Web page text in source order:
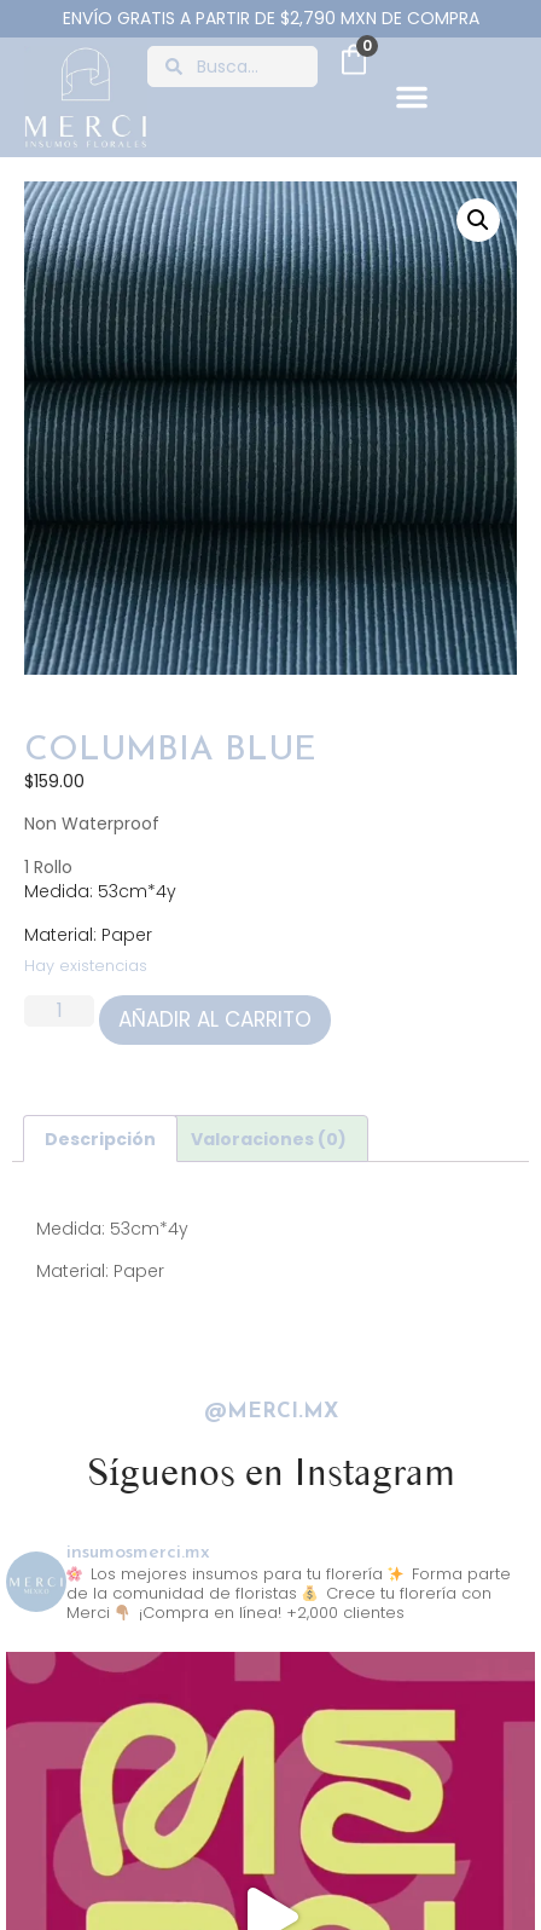
ENVÍO GRATIS A PARTIR DE $2,790 MXN DE COMPRA
0
COLUMBIA BLUE
$159.00
Non Waterproof
1 Rollo
Medida: 53cm*4y
Material: Paper
Hay existencias
AÑADIR AL CARRITO
Descripción Valoraciones (0)
Medida: 53cm*4y
Material: Paper
@MERCI.MX
Síguenos en Instagram
insumosmerci.mx
Los mejores insumos para tu florería
Forma parte
de la comunidad de floristas
Crece tu florería con
Merci
¡Compra en línea! +2,000 clientes